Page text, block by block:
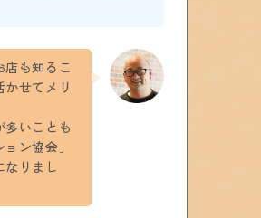
店も知るこ
せてメリ
多いことも
ン協会」
なりまし